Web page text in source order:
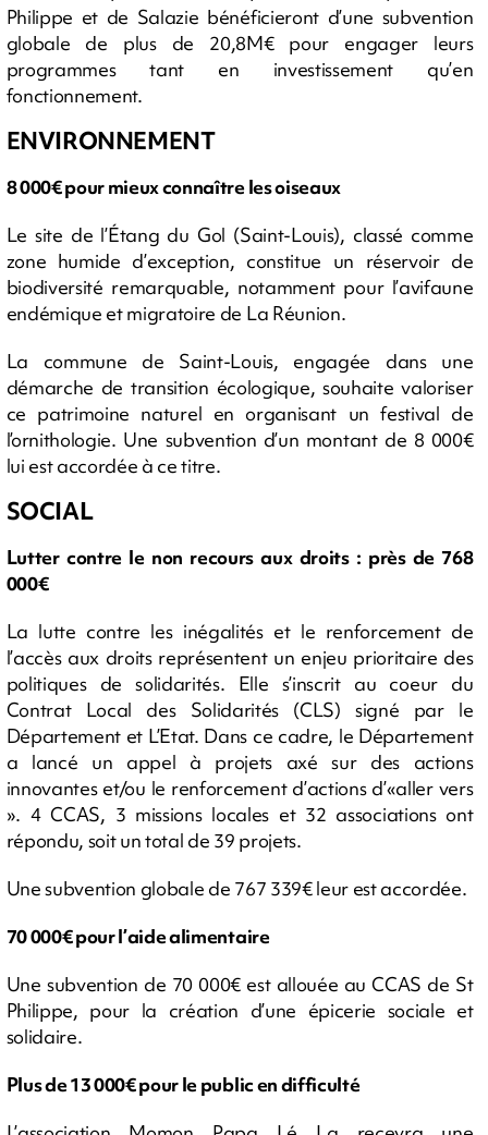
Philippe et de Salazie bénéficieront d’une subvention
globale de plus de 20,8M€ pour engager leurs
programmes tant en investissement qu’en
fonctionnement.
ENVIRONNEMENT
8 000€ pour mieux connaître les oiseaux
Le site de l’Étang du Gol (Saint-Louis), classé comme
zone humide d’exception, constitue un réservoir de
biodiversité remarquable, notamment pour l’avifaune
endémique et migratoire de La Réunion.
La commune de Saint-Louis, engagée dans une
démarche de transition écologique, souhaite valoriser
ce patrimoine naturel en organisant un festival de
l’ornithologie. Une subvention d’un montant de 8 000€
lui est accordée à ce titre.
SOCIAL
Lutter contre le non recours aux droits : près de 768
000€
La lutte contre les inégalités et le renforcement de
l’accès aux droits représentent un enjeu prioritaire des
politiques de solidarités. Elle s’inscrit au coeur du
Contrat Local des Solidarités (CLS) signé par le
Département et L’Etat. Dans ce cadre, le Département
a lancé un appel à projets axé sur des actions
innovantes et/ou le renforcement d’actions d’«aller vers
». 4 CCAS, 3 missions locales et 32 associations ont
répondu, soit un total de 39 projets.
Une subvention globale de 767 339€ leur est accordée.
70 000€ pour l’aide alimentaire
Une subvention de 70 000€ est allouée au CCAS de St
Philippe, pour la création d’une épicerie sociale et
solidaire.
Plus de 13 000€ pour le public en difficulté